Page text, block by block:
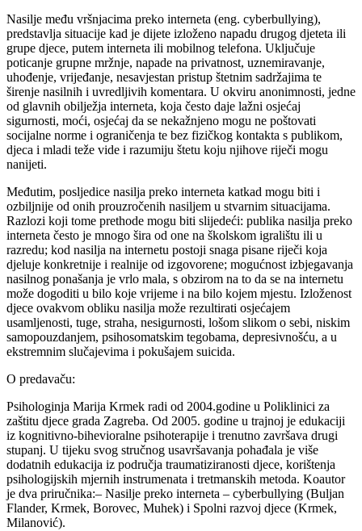
Nasilje među vršnjacima preko interneta (eng. cyberbullying),
predstavlja situacije kad je dijete izloženo napadu drugog djeteta ili
grupe djece, putem interneta ili mobilnog telefona. Uključuje
poticanje grupne mržnje, napade na privatnost, uznemiravanje,
uhođenje, vrijeđanje, nesavjestan pristup štetnim sadržajima te
širenje nasilnih i uvredljivih komentara. U okviru anonimnosti, jedne
od glavnih obilježja interneta, koja često daje lažni osjećaj
sigurnosti, moći, osjećaj da se nekažnjeno mogu ne poštovati
socijalne norme i ograničenja te bez fizičkog kontakta s publikom,
djeca i mladi teže vide i razumiju štetu koju njihove riječi mogu
nanijeti.
Međutim, posljedice nasilja preko interneta katkad mogu biti i
ozbiljnije od onih prouzročenih nasiljem u stvarnim situacijama.
Razlozi koji tome prethode mogu biti slijedeći: publika nasilja preko
interneta često je mnogo šira od one na školskom igralištu ili u
razredu; kod nasilja na internetu postoji snaga pisane riječi koja
djeluje konkretnije i realnije od izgovorene; mogućnost izbjegavanja
nasilnog ponašanja je vrlo mala, s obzirom na to da se na internetu
može dogoditi u bilo koje vrijeme i na bilo kojem mjestu. Izloženost
djece ovakvom obliku nasilja može rezultirati osjećajem
usamljenosti, tuge, straha, nesigurnosti, lošom slikom o sebi, niskim
samopouzdanjem, psihosomatskim tegobama, depresivnošću, a u
ekstremnim slučajevima i pokušajem suicida.
O predavaču:
Psihologinja Marija Krmek radi od 2004.godine u Poliklinici za
zaštitu djece grada Zagreba. Od 2005. godine u trajnoj je edukaciji
iz kognitivno-bihevioralne psihoterapije i trenutno završava drugi
stupanj. U tijeku svog stručnog usavršavanja pohađala je više
dodatnih edukacija iz područja traumatiziranosti djece, korištenja
psihologijskih mjernih instrumenata i tretmanskih metoda. Koautor
je dva priručnika:– Nasilje preko interneta – cyberbullying (Buljan
Flander, Krmek, Borovec, Muhek) i Spolni razvoj djece (Krmek,
Milanović).